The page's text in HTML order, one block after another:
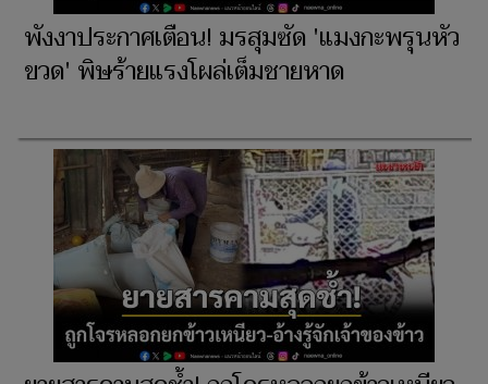
พังงาประกาศเตือน! มรสุมซัด 'แมงกะพรุนหัว
ขวด' พิษร้ายแรงโผล่เต็มชายหาด